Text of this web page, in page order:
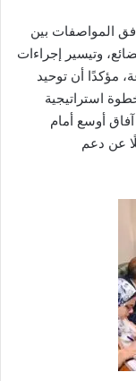
المواصفات بين
وتيسير إجراءات
مؤكدًا أن توحيد
استراتيجية
أوسع أمام
عن دعم